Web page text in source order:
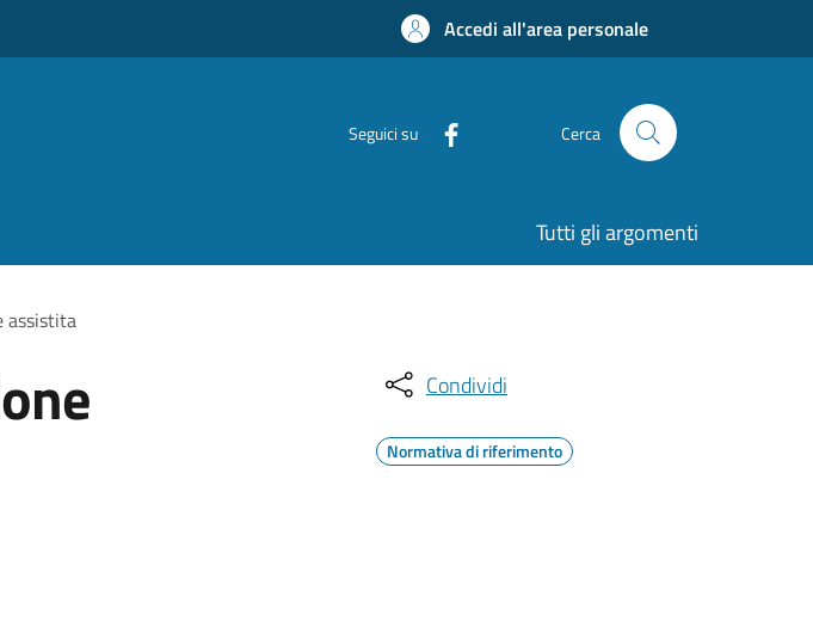
Accedi all'area personale
Seguici su Cerca
Tutti gli argomenti
assistita
Condividi
Normativa di riferimento